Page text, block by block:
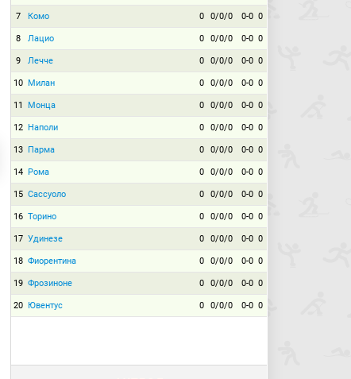
7 Комо 0 0/0/0 0-0 0
8 Лацио 0 0/0/0 0-0 0
9 Лечче 0 0/0/0 0-0 0
10 Милан 0 0/0/0 0-0 0
11 Монца 0 0/0/0 0-0 0
12 Наполи 0 0/0/0 0-0 0
13 Парма 0 0/0/0 0-0 0
14 Рома 0 0/0/0 0-0 0
15 Сассуоло 0 0/0/0 0-0 0
16 Торино 0 0/0/0 0-0 0
17 Удинезе 0 0/0/0 0-0 0
18 Фиорентина 0 0/0/0 0-0 0
19 Фрозиноне 0 0/0/0 0-0 0
20 Ювентус 0 0/0/0 0-0 0